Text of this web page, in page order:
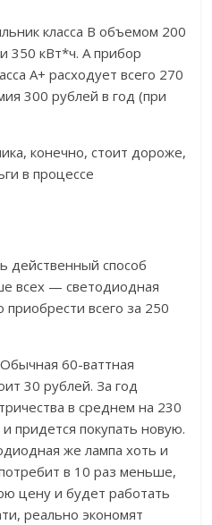
класса В объемом 200
350 кВт*ч. А прибор
А+ расходует всего 270
300 рублей в год (при
конечно, стоит дороже,
в процессе
действенный способ
всех — светодиодная
всего за 250
60-ваттная
30 рублей. За год
в среднем на 230
придется покупать новую.
же лампа хоть и
в 10 раз меньше,
цену и будет работать
реально экономят